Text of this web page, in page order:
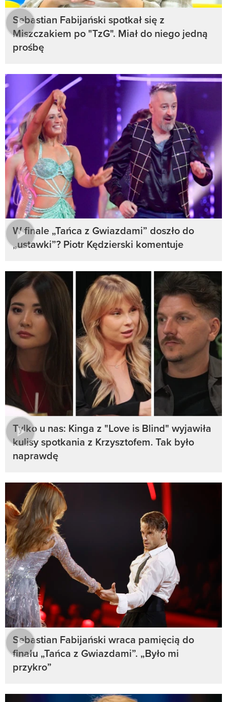
Sebastian Fabijański spotkał się z
Miszczakiem po "TzG". Miał do niego jedną
prośbę
W finale „Tańca z Gwiazdami” doszło do
„ustawki”? Piotr Kędzierski komentuje
Tylko u nas: Kinga z "Love is Blind" wyjawiła
kulisy spotkania z Krzysztofem. Tak było
naprawdę
Sebastian Fabijański wraca pamięcią do
finału „Tańca z Gwiazdami”. „Było mi
przykro”